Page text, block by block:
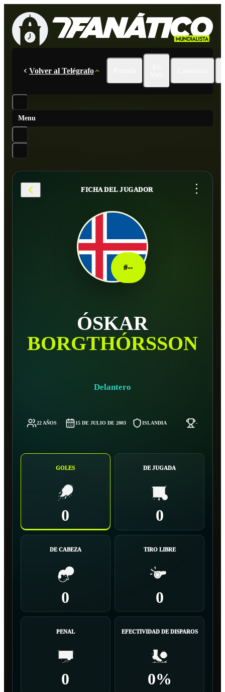
Volver al Telégrafo
Menu
FICHA DEL JUGADOR ...
#--
ÓSKAR
BORGTHÓRSSON
Delantero
22 AÑOS 15 DE JULIO DE 2003 ISLANDIA -
GOLES
0
DE JUGADA
0
DE CABEZA
0
TIRO LIBRE
0
PENAL
0
EFECTIVIDAD DE DISPAROS
0%